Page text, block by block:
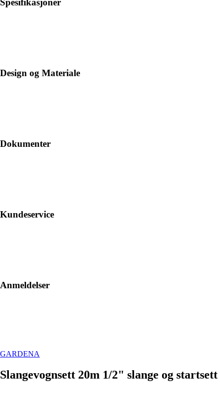
Spesifikasjoner
Design og Materiale
Dokumenter
Kundeservice
Anmeldelser
GARDENA
Slangevognsett 20m 1/2" slange og startsett